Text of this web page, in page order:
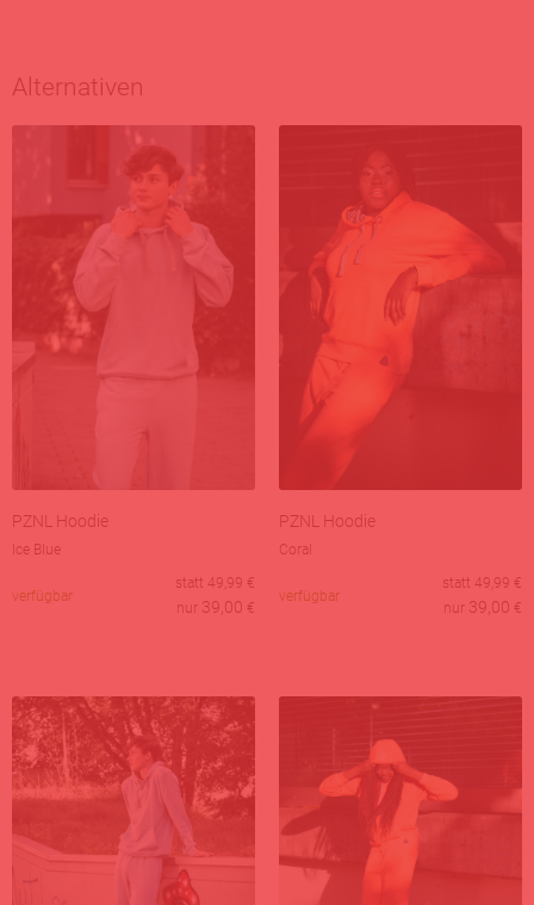
Alternativen
PZNL Hoodie
Ice Blue
verfügbar
statt 49,99 €
nur 39,00 €
PZNL Hoodie
Coral
verfügbar
statt 49,99 €
nur 39,00 €